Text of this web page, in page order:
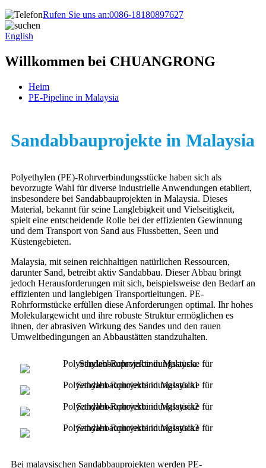
Rufen Sie uns an:0086-18180897627
English
Willkommen bei CHUANGRONG
Heim
PE-Pipeline in Malaysia
Sandabbauprojekte in Malaysia
Polyethylen (PE)-Rohrverbindungsstücke haben sich als
bevorzugte Wahl für diverse industrielle Anwendungen etabliert,
insbesondere bei Sandabbauprojekten in Malaysia. Dieses
Material, bekannt für seine Langlebigkeit und Vielseitigkeit,
spielt eine entscheidende Rolle bei der effizienten Gewinnung
und dem Transport von Sand aus Flussbetten, Seen und
Küstengebieten.
Malaysia, mit seinen reichhaltigen natürlichen Ressourcen,
darunter Sand, betreibt aktiv Sandabbau. Dieser Abbau bringt
jedoch Herausforderungen mit sich, beispielsweise den Bedarf an
effizienten und langlebigen Transportleitungen. PE-
Rohrformstücke erfüllen diese Anforderungen optimal. Ihr hohes
Molekulargewicht und ihre robuste Struktur ermöglichen es
ihnen, der abrasiven Wirkung des Sandes und den rauen
Umweltbedingungen an Abbaustätten standzuhalten.
Bei malaysischen Sandabbauprojekten werden PE-